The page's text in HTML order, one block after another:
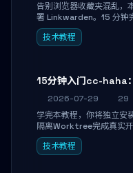
告别浏览器收藏夹混乱
署 Linkwarden。15 分钟
归档、高亮批注、分类管
者打造个人知识库，资料
技术教程
15分钟入门cc-haha
2026-07-29
29
学完本教程，你将独立安
隔离Worktree完成真实
AI代码改写。告别终端黑
做审阅和决策。
技术教程